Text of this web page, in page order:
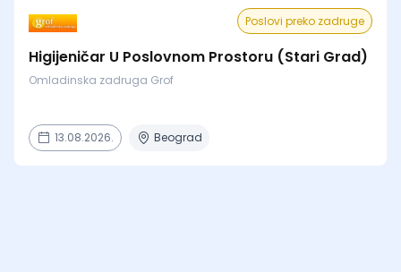
Poslovi preko zadruge
Higijeničar U Poslovnom Prostoru (Stari Grad)
Omladinska zadruga Grof
13.08.2026. Beograd